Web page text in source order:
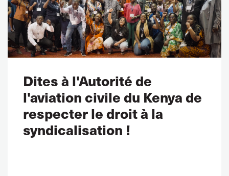
Dites à l'Autorité de
l'aviation civile du Kenya de
respecter le droit à la
syndicalisation !